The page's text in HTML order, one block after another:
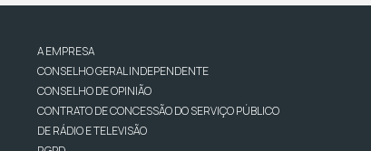
A EMPRESA
CONSELHO GERAL INDEPENDENTE
CONSELHO DE OPINIÃO
CONTRATO DE CONCESSÃO DO SERVIÇO PÚBLICO
DE RÁDIO E TELEVISÃO